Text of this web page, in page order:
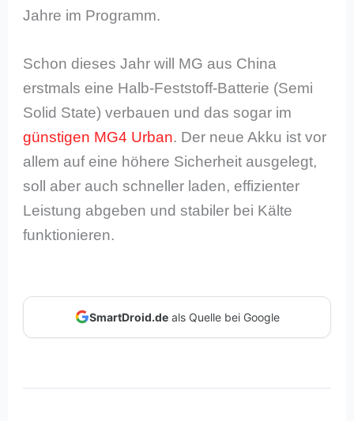
Jahre im Programm.
Schon dieses Jahr will MG aus China
erstmals eine Halb-Feststoff-Batterie (Semi
Solid State) verbauen und das sogar im
günstigen MG4 Urban. Der neue Akku ist vor
allem auf eine höhere Sicherheit ausgelegt,
soll aber auch schneller laden, effizienter
Leistung abgeben und stabiler bei Kälte
funktionieren.
SmartDroid.deals Quelle bei Google